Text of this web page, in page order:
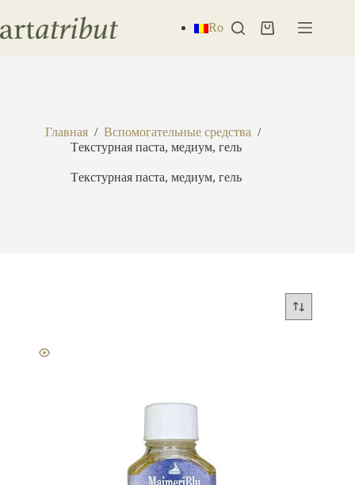
сути
Ro Корзина
Главная / Вспомогательные средства /
Tекстурная паста, медиум, гель
Tекстурная паста, медиум, гель